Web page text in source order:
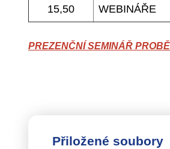
15,50
WEBINÁŘE
PREZENČNÍ SEMINÁŘ
Přiložené soubory